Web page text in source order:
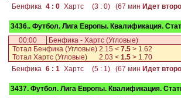
Бенфика 4 : 0 Хартс (3 : 0) (67 мин Идет
3436.. Футбол. Лига Европы. Квалификация.
00:00
Бенфика - Хартс (Угловые)
Тотал Бенфика (Угловые) 2.15 < 7.5 > 1.62
Тотал Хартс (Угловые)
2.03 < 1.5 > 1.70
Бенфика 6 : 1 Хартс (5 : 1) (67 мин Идет
3437. Футбол. Лига Европы. Квалификация.